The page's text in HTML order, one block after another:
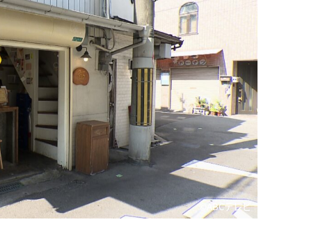
©ABCテレビ